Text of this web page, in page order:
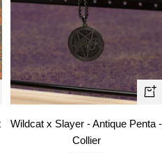
Wildcat x Slayer - Antique Penta -
Collier